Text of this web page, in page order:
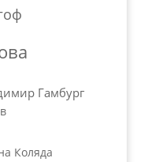
Гамбург
Коляда